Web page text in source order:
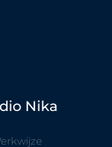
Nika